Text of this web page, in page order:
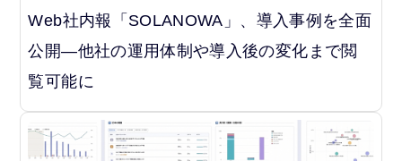
Web社内報「SOLANOWA」、導入事例を全面
公開―他社の運用体制や導入後の変化まで閲
覧可能に